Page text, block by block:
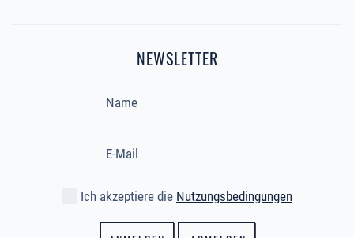
NEWSLETTER
Ich akzeptiere die Nutzungsbedingungen